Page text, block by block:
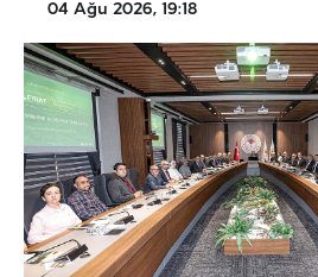
04 Ağu 2026, 19:18